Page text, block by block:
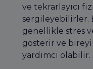
ve tekrarlayıcı
sergileyebilirler.
genellikle stres
gösterir ve
yardımcı olabilir.